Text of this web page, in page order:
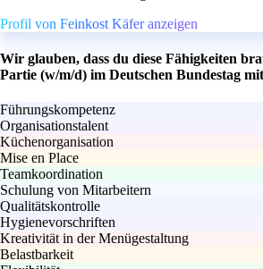
Profil von Feinkost Käfer anzeigen
Wir glauben, dass du diese Fähigkeiten
Partie (w/m/d) im Deutschen Bundestag
Führungskompetenz
Organisationstalent
Küchenorganisation
Mise en Place
Teamkoordination
Schulung von Mitarbeitern
Qualitätskontrolle
Hygienevorschriften
Kreativität in der Menügestaltung
Belastbarkeit